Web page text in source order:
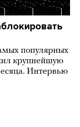
популярных
крупнейшую
Интервью